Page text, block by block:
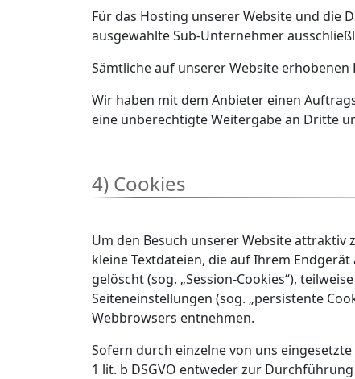
Für das Hosting unserer Website und die
ausgewählte Sub-Unternehmer
Sämtliche auf unserer Website
Wir haben mit dem Anbieter einen
eine unberechtigte Weitergabe an Dritte
4) Cookies
Um den Besuch unserer Website
kleine Textdateien, die auf Ihrem
gelöscht (sog. „Session-Cookies“),
Seiteneinstellungen (sog. „persistente
Webbrowsers entnehmen.
Sofern durch einzelne von uns
1 lit. b DSGVO entweder zur